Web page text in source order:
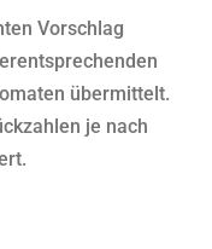
Vorschlag
übermittelt.
je nach